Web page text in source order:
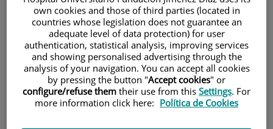
Research
own cookies and those of third parties (located in
countries whose legislation does not guarantee an
adequate level of data protection) for user
authentication, statistical analysis, improving services
and showing personalised advertising through the
analysis of your navigation. You can accept all cookies
by pressing the button "Accept cookies" or
configure/refuse them their use from this Settings. For
more information click here: Política de Cookies